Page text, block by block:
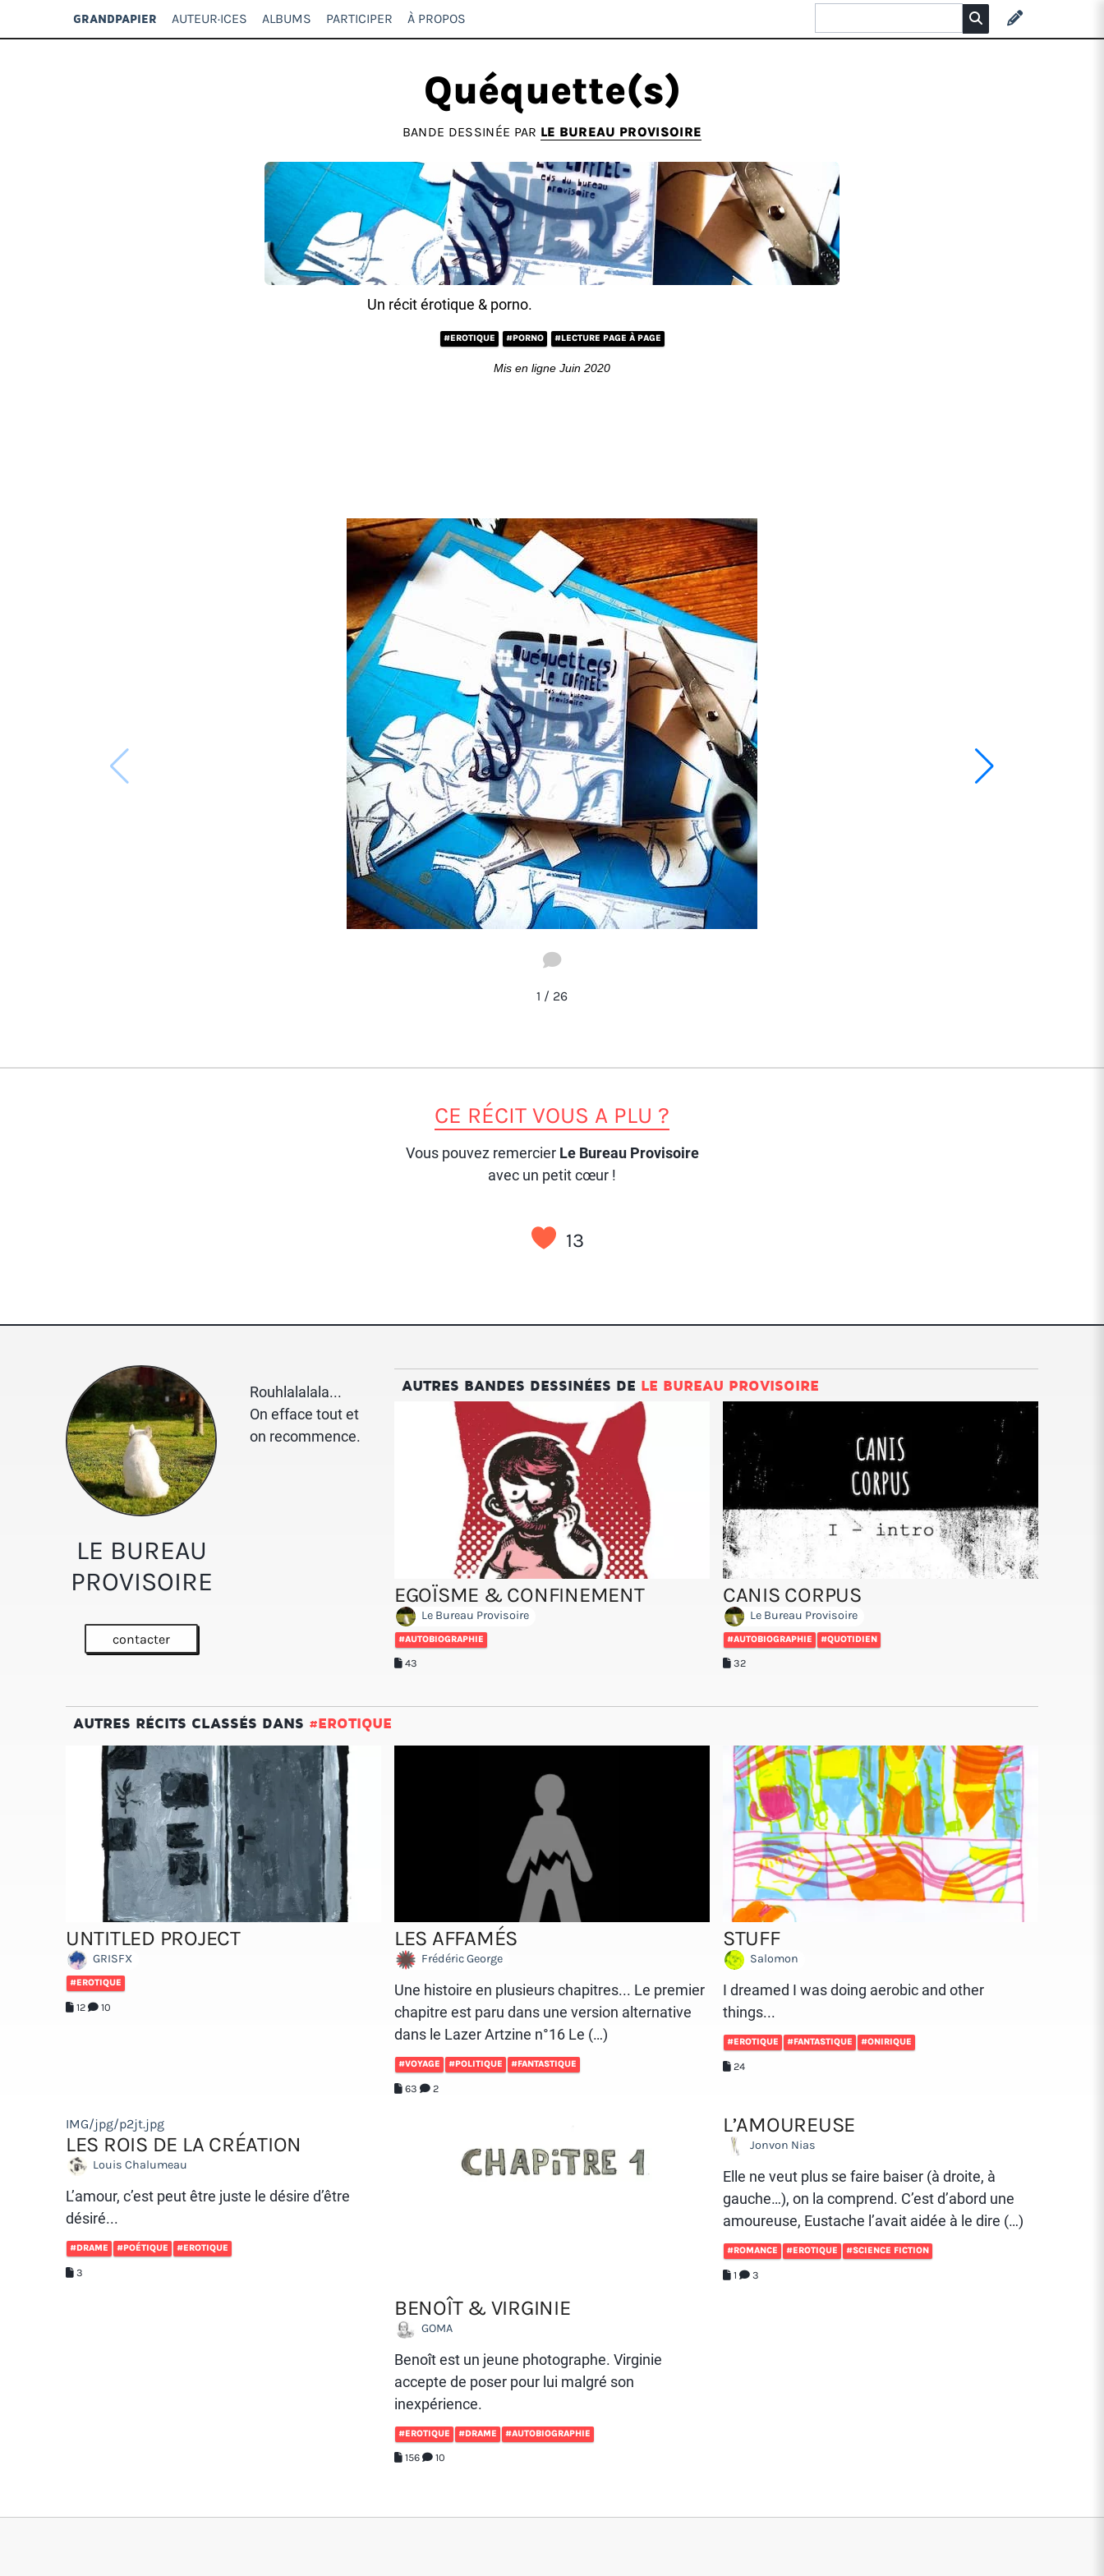
GRANDPAPIER AUTEUR·ICES ALBUMS PARTICIPER À PROPOS
Quéquette(s)
BANDE DESSINÉE PAR LE BUREAU PROVISOIRE
Un récit érotique & porno.
#EROTIQUE #PORNO #LECTURE PAGE À PAGE
Mis en ligne Juin 2020
1 / 26
CE RÉCIT VOUS A PLU ?
Vous pouvez remercier Le Bureau Provisoire
avec un petit cœur !
13
LE BUREAU
PROVISOIRE
contacter
Rouhlalalala...
On efface tout et
on recommence.
AUTRES BANDES DESSINÉES DE LE BUREAU PROVISOIRE
EGOÏSME & CONFINEMENT
Le Bureau Provisoire
#AUTOBIOGRAPHIE
43
CANIS CORPUS
Le Bureau Provisoire
#AUTOBIOGRAPHIE #QUOTIDIEN
32
AUTRES RÉCITS CLASSÉS DANS #EROTIQUE
UNTITLED PROJECT
GRISFX
#EROTIQUE
12 10
LES AFFAMÉS
Frédéric George
Une histoire en plusieurs chapitres... Le premier
chapitre est paru dans une version alternative
dans le Lazer Artzine n°16 Le (…)
#VOYAGE #POLITIQUE #FANTASTIQUE
63 2
STUFF
Salomon
I dreamed I was doing aerobic and other
things...
#EROTIQUE #FANTASTIQUE #ONIRIQUE
24
IMG/jpg/p2jt.jpg
LES ROIS DE LA CRÉATION
Louis Chalumeau
L’amour, c’est peut être juste le désire d’être
désiré...
#DRAME #POÉTIQUE #EROTIQUE
3
BENOÎT & VIRGINIE
GOMA
Benoît est un jeune photographe. Virginie
accepte de poser pour lui malgré son
inexpérience.
#EROTIQUE #DRAME #AUTOBIOGRAPHIE
156 10
L’AMOUREUSE
Jonvon Nias
Elle ne veut plus se faire baiser (à droite, à
gauche…), on la comprend. C’est d’abord une
amoureuse, Eustache l’avait aidée à le dire (…)
#ROMANCE #EROTIQUE #SCIENCE FICTION
1 3